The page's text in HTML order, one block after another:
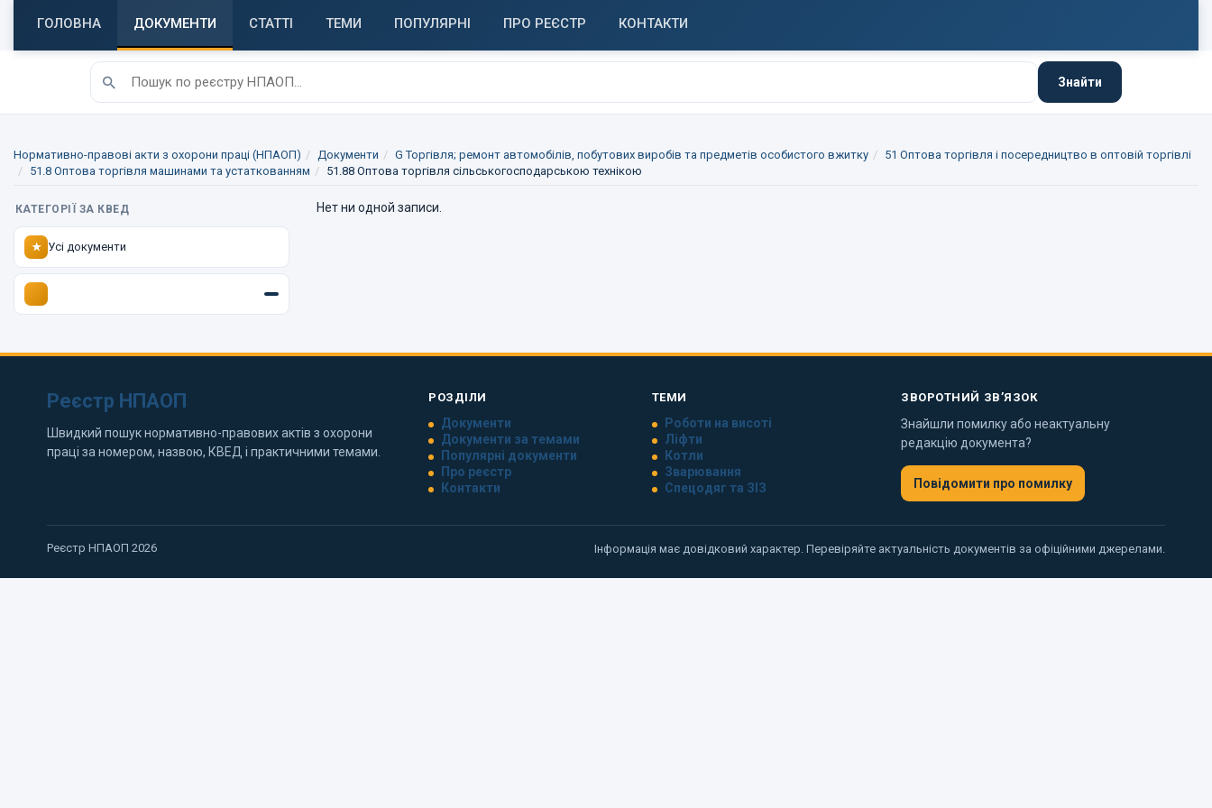
ГОЛОВНА ДОКУМЕНТИ СТАТТІ ТЕМИ ПОПУЛЯРНІ ПРО РЕЄСТР КОНТАКТИ
Знайти
Нормативно-правові акти з охорони праці (НПАОП) Документи G Торгівля; ремонт автомобілів, побутових виробів та предметів особистого вжитку
51 Оптова торгівля і посередництво в оптовій торгівлі
51.8 Оптова торгівля машинами та устаткованням
51.88 Оптова торгівля сільськогосподарською технікою
КАТЕГОРІЇ ЗА КВЕД
★ Усі документи
Нет ни одной записи.
Реєстр НПАОП
Швидкий пошук нормативно-правових актів з охорони
праці за номером, назвою, КВЕД і практичними темами.
РОЗДІЛИ
Документи
Документи за темами
Популярні документи
Про реєстр
Контакти
ТЕМИ
Роботи на висоті
Ліфти
Котли
Зварювання
Спецодяг та ЗІЗ
ЗВОРОТНИЙ ЗВ’ЯЗОК
Знайшли помилку або неактуальну
редакцію документа?
Повідомити про помилку
Реєстр НПАОП 2026 Інформація має довідковий характер. Перевіряйте актуальність документів за офіційними джерелами.